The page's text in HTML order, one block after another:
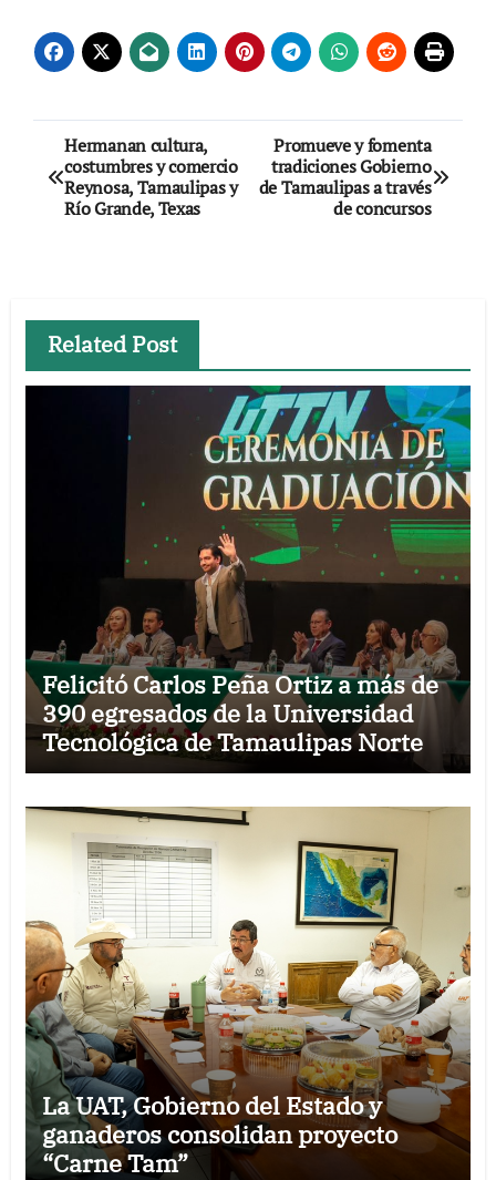
Navegación
de
entradas
Hermanan cultura,
costumbres y comercio
Reynosa, Tamaulipas y
Río Grande, Texas
Promueve y fomenta
tradiciones Gobierno
de Tamaulipas a través
de concursos
Related Post
Felicitó Carlos Peña Ortiz a más de
390 egresados de la Universidad
Tecnológica de Tamaulipas Norte
La UAT, Gobierno del Estado y
ganaderos consolidan proyecto
“Carne Tam”